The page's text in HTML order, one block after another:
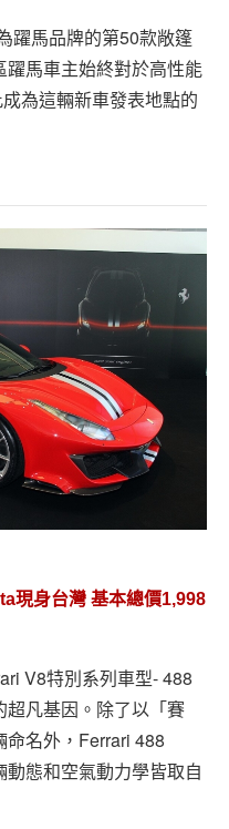
躍馬品牌的第50款敞篷
馬車主始終對於高性能
為這輛新車發表地點的
現身台灣 基本總價1,998
V8特別系列車型- 488
凡基因。除了以「賽
名外，Ferrari 488
態和空氣動力學皆取自